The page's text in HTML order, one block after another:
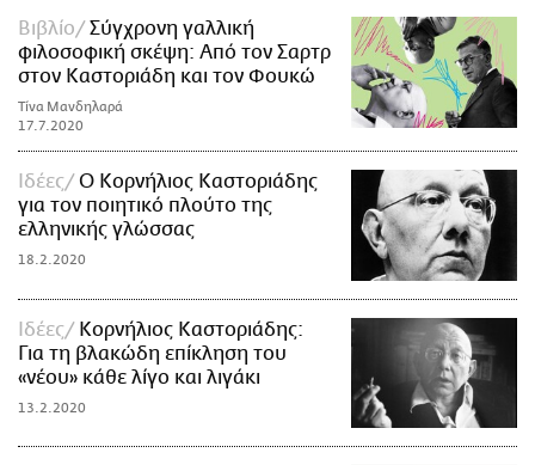
Βιβλίο
Σύγχρονη γαλλική
φιλοσοφική σκέψη: Από τον Σαρτρ
στον Καστοριάδη και τον Φουκώ
Τίνα Μανδηλαρά
17.7.2020
Ιδέες
Ο Κορνήλιος Καστοριάδης
για τον ποιητικό πλούτο της
ελληνικής γλώσσας
18.2.2020
Ιδέες
Kορνήλιος Καστοριάδης:
Για τη βλακώδη επίκληση του
«νέου» κάθε λίγο και λιγάκι
13.2.2020